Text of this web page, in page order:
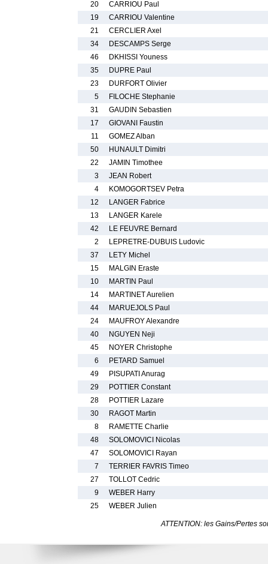
20
CARRIOU Paul
19
CARRIOU Valentine
21
CERCLIER Axel
34
DESCAMPS Serge
46
DKHISSI Youness
35
DUPRE Paul
23
DURFORT Olivier
5
FILOCHE Stephanie
31
GAUDIN Sebastien
17
GIOVANI Faustin
11
GOMEZ Alban
50
HUNAULT Dimitri
22
JAMIN Timothee
3
JEAN Robert
4
KOMOGORTSEV Petra
12
LANGER Fabrice
13
LANGER Karele
42
LE FEUVRE Bernard
2
LEPRETRE-DUBUIS Ludovic
37
LETY Michel
15
MALGIN Eraste
10
MARTIN Paul
14
MARTINET Aurelien
44
MARUEJOLS Paul
24
MAUFROY Alexandre
40
NGUYEN Neji
45
NOYER Christophe
6
PETARD Samuel
49
PISUPATI Anurag
29
POTTIER Constant
28
POTTIER Lazare
30
RAGOT Martin
8
RAMETTE Charlie
48
SOLOMOVICI Nicolas
47
SOLOMOVICI Rayan
7
TERRIER FAVRIS Timeo
27
TOLLOT Cedric
9
WEBER Harry
25
WEBER Julien
ATTENTION: les Gains/Pertes